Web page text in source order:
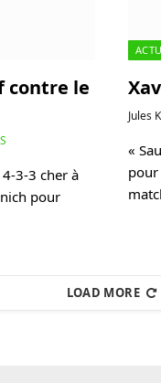
contre le
3-3 cher à
pour
Jules
«
pour
LOAD MORE